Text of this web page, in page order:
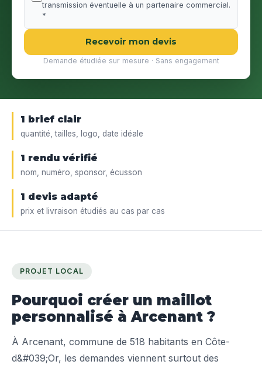
transmission éventuelle à un partenaire commercial.
*
Recevoir mon devis
Demande étudiée sur mesure · Sans engagement
1 brief clair
quantité, tailles, logo, date idéale
1 rendu vérifié
nom, numéro, sponsor, écusson
1 devis adapté
prix et livraison étudiés au cas par cas
PROJET LOCAL
Pourquoi créer un maillot
personnalisé à Arcenant ?
À Arcenant, commune de 518 habitants en Côte-
d&#039;Or, les demandes viennent surtout des